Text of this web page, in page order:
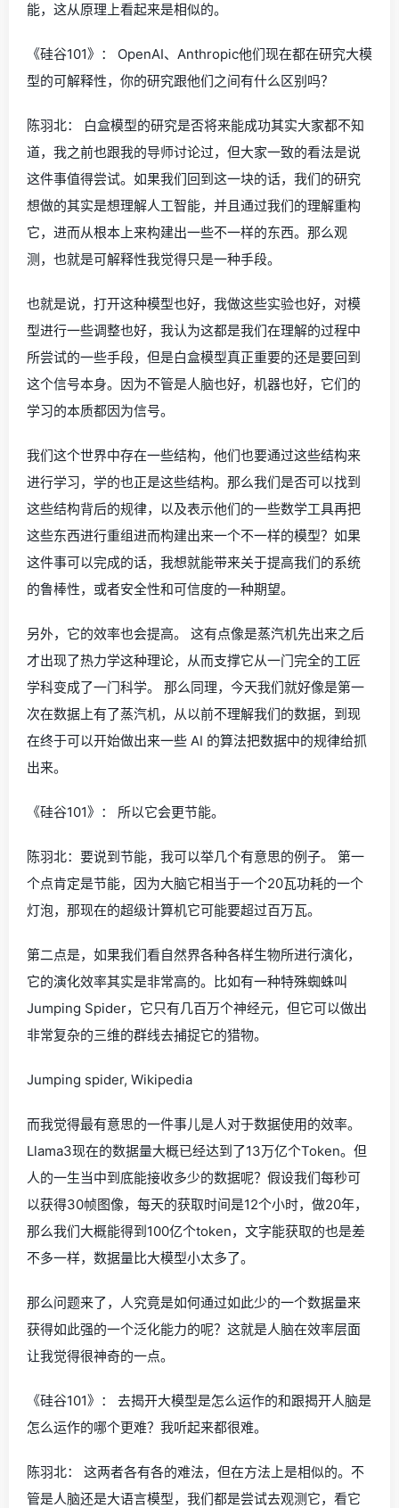
能，这从原理上看起来是相似的。
《硅谷101》： OpenAI、Anthropic他们现在都在研究大模
型的可解释性，你的研究跟他们之间有什么区别吗？
陈羽北： 白盒模型的研究是否将来能成功其实大家都不知
道，我之前也跟我的导师讨论过，但大家一致的看法是说
这件事值得尝试。如果我们回到这一块的话，我们的研究
想做的其实是想理解人工智能，并且通过我们的理解重构
它，进而从根本上来构建出一些不一样的东西。那么观
测，也就是可解释性我觉得只是一种手段。
也就是说，打开这种模型也好，我做这些实验也好，对模
型进行一些调整也好，我认为这都是我们在理解的过程中
所尝试的一些手段，但是白盒模型真正重要的还是要回到
这个信号本身。因为不管是人脑也好，机器也好，它们的
学习的本质都因为信号。
我们这个世界中存在一些结构，他们也要通过这些结构来
进行学习，学的也正是这些结构。那么我们是否可以找到
这些结构背后的规律，以及表示他们的一些数学工具再把
这些东西进行重组进而构建出来一个不一样的模型？如果
这件事可以完成的话，我想就能带来关于提高我们的系统
的鲁棒性，或者安全性和可信度的一种期望。
另外，它的效率也会提高。 这有点像是蒸汽机先出来之后
才出现了热力学这种理论，从而支撑它从一门完全的工匠
学科变成了一门科学。 那么同理，今天我们就好像是第一
次在数据上有了蒸汽机，从以前不理解我们的数据，到现
在终于可以开始做出来一些 AI 的算法把数据中的规律给抓
出来。
《硅谷101》： 所以它会更节能。
陈羽北：要说到节能，我可以举几个有意思的例子。 第一
个点肯定是节能，因为大脑它相当于一个20瓦功耗的一个
灯泡，那现在的超级计算机它可能要超过百万瓦。
第二点是，如果我们看自然界各种各样生物所进行演化，
它的演化效率其实是非常高的。比如有一种特殊蜘蛛叫
Jumping Spider，它只有几百万个神经元，但它可以做出
非常复杂的三维的群线去捕捉它的猎物。
Jumping spider, Wikipedia
而我觉得最有意思的一件事儿是人对于数据使用的效率。
Llama3现在的数据量大概已经达到了13万亿个Token。但
人的一生当中到底能接收多少的数据呢？假设我们每秒可
以获得30帧图像，每天的获取时间是12个小时，做20年，
那么我们大概能得到100亿个token，文字能获取的也是差
不多一样，数据量比大模型小太多了。
那么问题来了，人究竟是如何通过如此少的一个数据量来
获得如此强的一个泛化能力的呢？这就是人脑在效率层面
让我觉得很神奇的一点。
《硅谷101》： 去揭开大模型是怎么运作的和跟揭开人脑是
怎么运作的哪个更难？我听起来都很难。
陈羽北： 这两者各有各的难法，但在方法上是相似的。不
管是人脑还是大语言模型，我们都是尝试去观测它，看它